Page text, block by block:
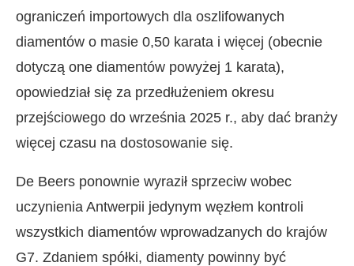
ograniczeń importowych dla oszlifowanych
diamentów o masie 0,50 karata i więcej (obecnie
dotyczą one diamentów powyżej 1 karata),
opowiedział się za przedłużeniem okresu
przejściowego do września 2025 r., aby dać branży
więcej czasu na dostosowanie się.
De Beers ponownie wyraził sprzeciw wobec
uczynienia Antwerpii jedynym węzłem kontroli
wszystkich diamentów wprowadzanych do krajów
G7. Zdaniem spółki, diamenty powinny być